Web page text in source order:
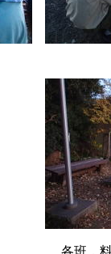
各班，